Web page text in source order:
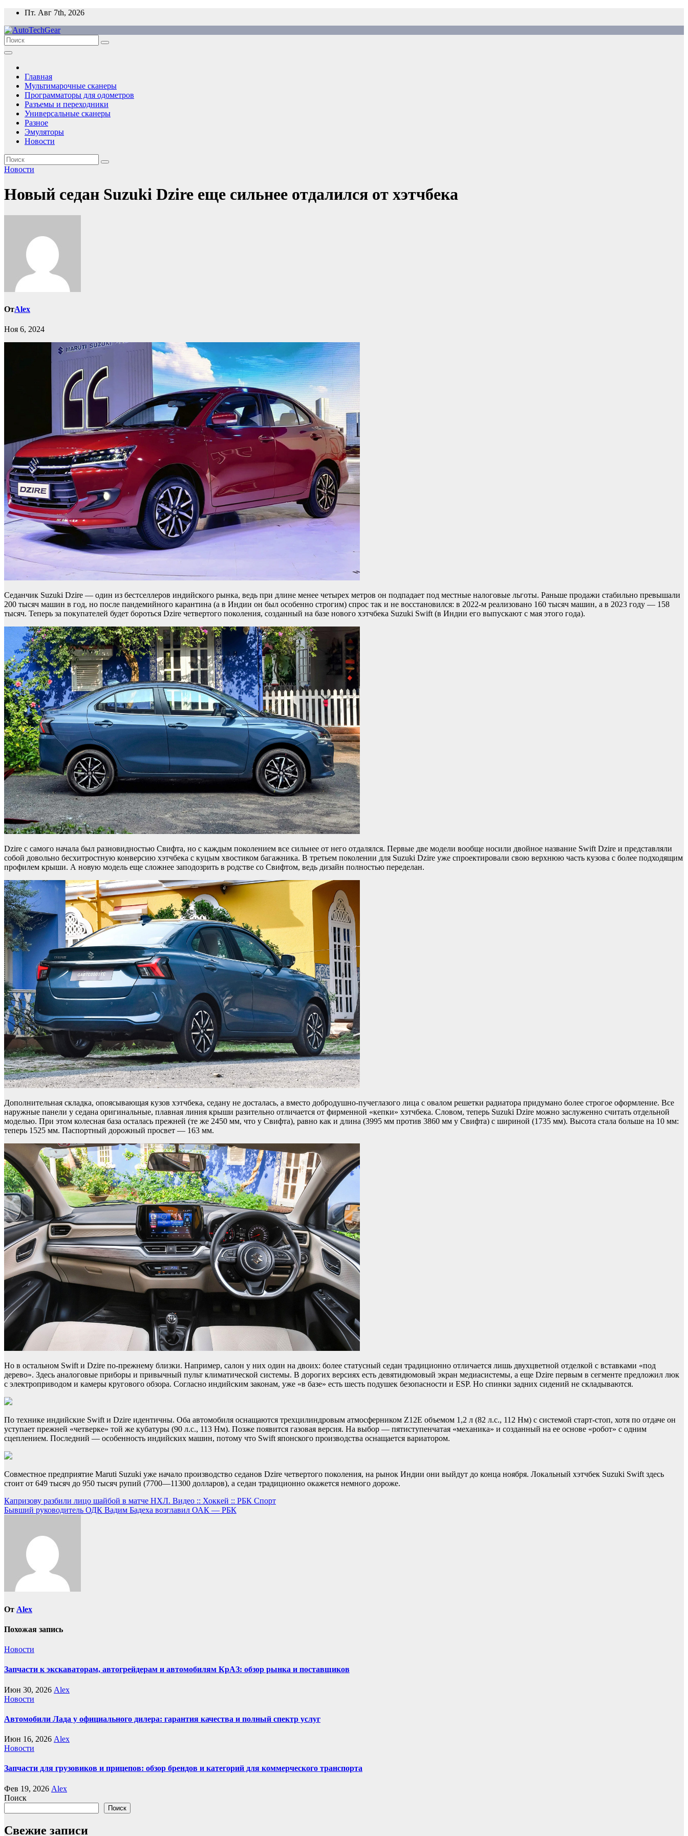
Перейти
содержимому
Пт. Авг 7th, 2026
Главная
Мультимарочные сканеры
Программаторы для одометров
Разъемы и переходники
Универсальные сканеры
Разное
Эмуляторы
Новости
Новости
Новый седан Suzuki Dzire еще сильнее отдалился от хэтчбека
ОтAlex
Ноя 6, 2024
Седанчик Suzuki Dzire — один из бестселлеров индийского рынка, ведь при длине менее четырех метров он подпадает под местные налоговые льготы. Раньше продажи стабильно превышали
200 тысяч машин в год, но после пандемийного карантина (а в Индии он был особенно строгим) спрос так и не восстановился: в 2022-м реализовано 160 тысяч машин, а в 2023 году — 158
тысяч. Теперь за покупателей будет бороться Dzire четвертого поколения, созданный на базе нового хэтчбека Suzuki Swift (в Индии его выпускают с мая этого года).
Dzire с самого начала был разновидностью Свифта, но с каждым поколением все сильнее от него отдалялся. Первые две модели вообще носили двойное название Swift Dzire и представляли
собой довольно бесхитростную конверсию хэтчбека с куцым хвостиком багажника. В третьем поколении для Suzuki Dzire уже спроектировали свою верхнюю часть кузова с более подходящим
профилем крыши. А новую модель еще сложнее заподозрить в родстве со Свифтом, ведь дизайн полностью переделан.
Дополнительная складка, опоясывающая кузов хэтчбека, седану не досталась, а вместо добродушно-пучеглазого лица с овалом решетки радиатора придумано более строгое оформление. Все
наружные панели у седана оригинальные, плавная линия крыши разительно отличается от фирменной «кепки» хэтчбека. Словом, теперь Suzuki Dzire можно заслуженно считать отдельной
моделью. При этом колесная база осталась прежней (те же 2450 мм, что у Свифта), равно как и длина (3995 мм против 3860 мм у Свифта) с шириной (1735 мм). Высота стала больше на 10 мм:
теперь 1525 мм. Паспортный дорожный просвет — 163 мм.
Но в остальном Swift и Dzire по-прежнему близки. Например, салон у них один на двоих: более статусный седан традиционно отличается лишь двухцветной отделкой с вставками «под
дерево». Здесь аналоговые приборы и привычный пульт климатической системы. В дорогих версиях есть девятидюмовый экран медиасистемы, а еще Dzire первым в сегменте предложил люк
с электроприводом и камеры кругового обзора. Согласно индийским законам, уже «в базе» есть шесть подушек безопасности и ESP. Но спинки задних сидений не складываются.
По технике индийские Swift и Dzire идентичны. Оба автомобиля оснащаются трехцилиндровым атмосферником Z12E объемом 1,2 л (82 л.с., 112 Нм) с системой старт-стоп, хотя по отдаче он
уступает прежней «четверке» той же кубатуры (90 л.с., 113 Нм). Позже появится газовая версия. На выбор — пятиступенчатая «механика» и созданный на ее основе «робот» с одним
сцеплением. Последний — особенность индийских машин, потому что Swift японского производства оснащается вариатором.
Совместное предприятие Maruti Suzuki уже начало производство седанов Dzire четвертого поколения, на рынок Индии они выйдут до конца ноября. Локальный хэтчбек Suzuki Swift здесь
стоит от 649 тысяч до 950 тысяч рупий (7700—11300 долларов), а седан традиционно окажется немного дороже.
Навигация
по
Капризову разбили лицо шайбой в матче НХЛ. Видео :: Хоккей :: РБК Спорт
Бывший руководитель ОДК Вадим Бадеха возглавил ОАК — РБК
От Alex
Похожая запись
Новости
Запчасти к экскаваторам, автогрейдерам и автомобилям КрАЗ: обзор рынка и поставщиков
Июн 30, 2026 Alex
Новости
Автомобили Лада у официального дилера: гарантия качества и полный спектр услуг
Июн 16, 2026 Alex
Новости
Запчасти для грузовиков и прицепов: обзор брендов и категорий для коммерческого транспорта
Фев 19, 2026 Alex
Поиск
Поиск
Свежие записи